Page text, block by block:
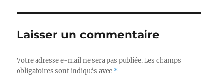
Laisser un commentaire
Votre adresse e-mail ne sera pas publiée. Les champs
obligatoires sont indiqués avec *